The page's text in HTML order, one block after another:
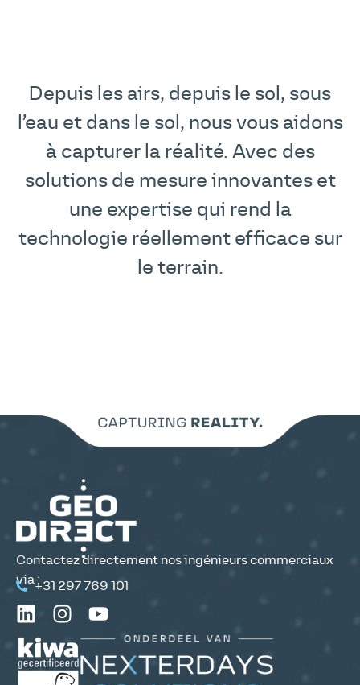
Depuis les airs, depuis le sol, sous
l’eau et dans le sol, nous vous aidons
à capturer la réalité. Avec des
solutions de mesure innovantes et
une expertise qui rend la
technologie réellement efficace sur
le terrain.
Contactez directement nos ingénieurs commerciaux
via :
+31 297 769 101